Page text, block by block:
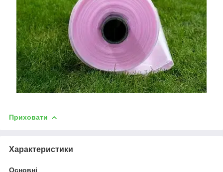
Приховати
Характеристики
Основні